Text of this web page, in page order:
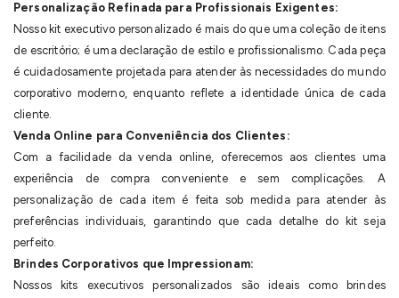
Personalização Refinada para Profissionais Exigentes:
Nosso kit executivo personalizado é mais do que uma coleção de itens
de escritório; é uma declaração de estilo e profissionalismo. Cada peça
é cuidadosamente projetada para atender às necessidades do mundo
corporativo moderno, enquanto reflete a identidade única de cada
cliente.
Venda Online para Conveniência dos Clientes:
Com a facilidade da venda online, oferecemos aos clientes uma
experiência de compra conveniente e sem complicações. A
personalização de cada item é feita sob medida para atender às
preferências individuais, garantindo que cada detalhe do kit seja
perfeito.
Brindes Corporativos que Impressionam:
Nossos kits executivos personalizados são ideais como brindes